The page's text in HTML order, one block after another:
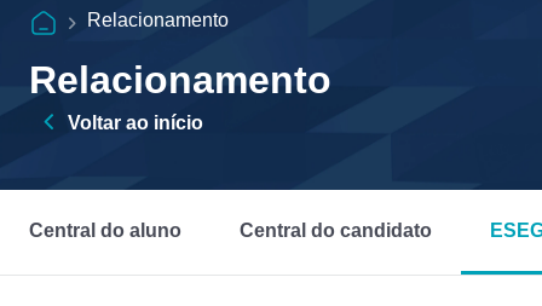
Relacionamento
Relacionamento
Voltar ao início
Central do aluno Central do candidato